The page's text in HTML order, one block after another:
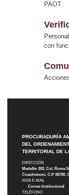
PAOT
con
PROCURADURÍA
DEL
TERRITORIAL DE
DIRECCIÓN
Medellín 202, Col. Roma
Cuauhtémoc, C.P. 06700,
WEB E-MAIL
Correo Institucional
TELÉFONO